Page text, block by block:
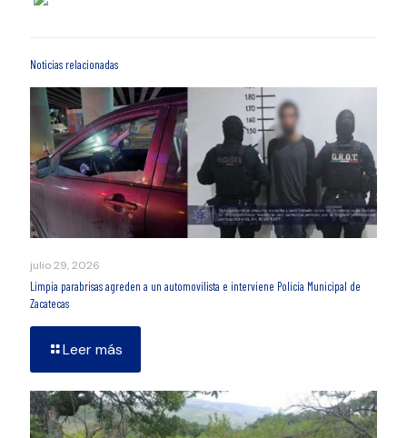
Noticias relacionadas
julio 29, 2026
Limpia parabrisas agreden a un automovilista e interviene Policía Municipal de
Zacatecas
Leer más